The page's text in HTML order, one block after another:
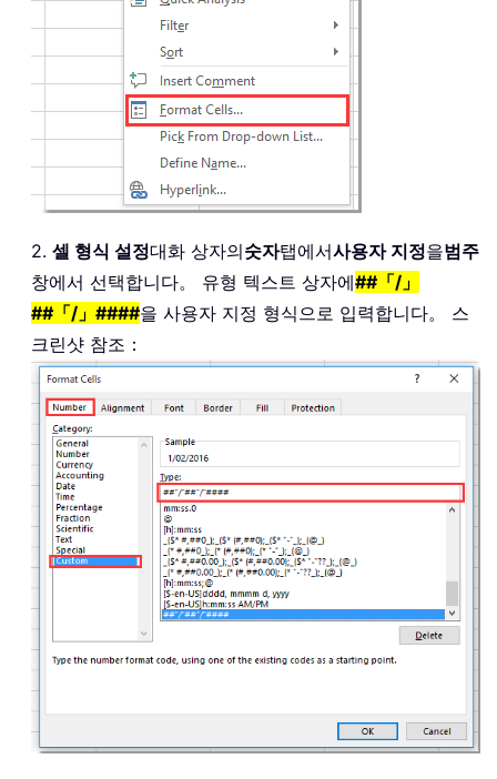
2. 셀 형식 설정대화 상자의숫자탭에서사용자 지정을범주
창에서 선택합니다。 유형 텍스트 상자에##「/」
##「/」####을 사용자 지정 형식으로 입력합니다。 스
크린샷 참조：